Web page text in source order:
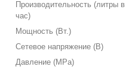
Производительность (литры в
час)
Мощность (Вт.)
Сетевое напряжение (В)
Давление (MPa)